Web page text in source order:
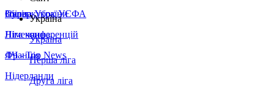
Збірна України
Італія
Німеччина
Франція
Нідерланди
Суперкубок УЄФА
Ліга конференцій
ЛЧ - Top News
Україна
Україна
Перша ліга
Друга ліга